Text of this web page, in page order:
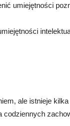
umiejętności
ale istnieje